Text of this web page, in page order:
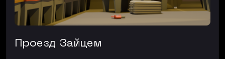
Проезд Зайцем